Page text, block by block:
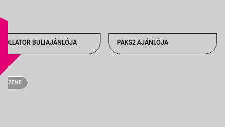
ROLLATOR BULIAJÁNLÓJA PAKS2 AJÁNLÓJA
ZENE